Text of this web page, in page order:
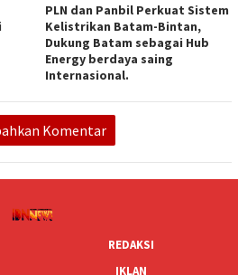
PLN dan Panbil Perkuat Sistem
Kelistrikan Batam-Bintan,
Dukung Batam sebagai Hub
Energy berdaya saing
Internasional.
Komentar
REDAKSI
IKLAN